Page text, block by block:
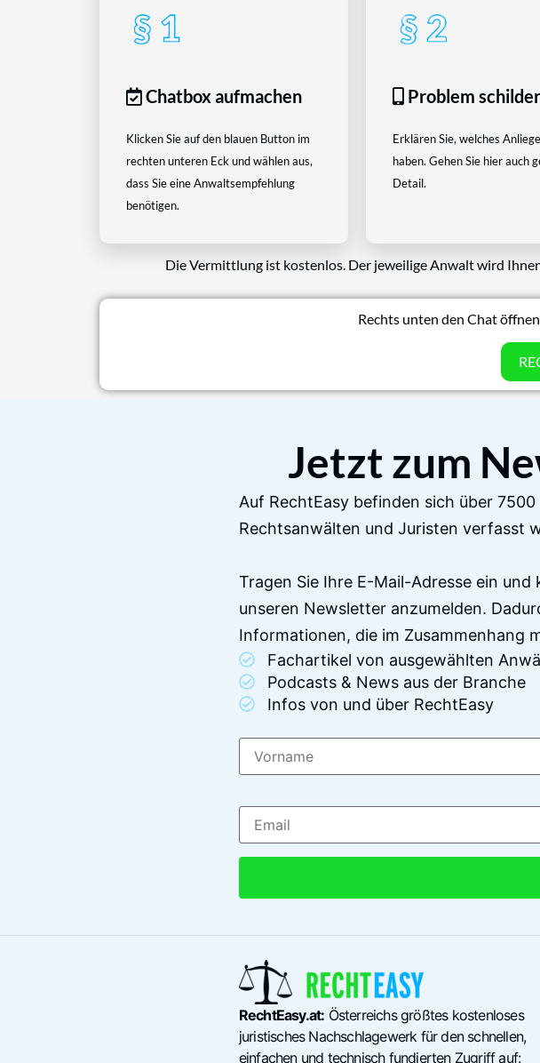
Chatbox aufmachen
Klicken Sie auf den blauen Button im
rechten unteren Eck und wählen aus,
dass Sie eine Anwaltsempfehlung
benötigen.
Problem
Erklären Sie, welches
haben. Gehen Sie hier auch
Detail.
Die Vermittlung ist kostenlos. Der jeweilige Anwalt wird
Rechts unten den Chat
Jetzt zum
Auf RechtEasy befinden sich über
Rechtsanwälten und Juristen verfasst
Tragen Sie Ihre E-Mail-Adresse ein
unseren Newsletter anzumelden.
Informationen, die im Zusammenhang
Fachartikel von ausgewählten
Podcasts & News aus der Branche
Infos von und über RechtEasy
RechtEasy.at: Österreichs größtes kostenloses
juristisches Nachschlagewerk für den schnellen,
einfachen und technisch fundierten Zugriff auf: